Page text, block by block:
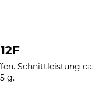
Schnittleistung ca.
g.